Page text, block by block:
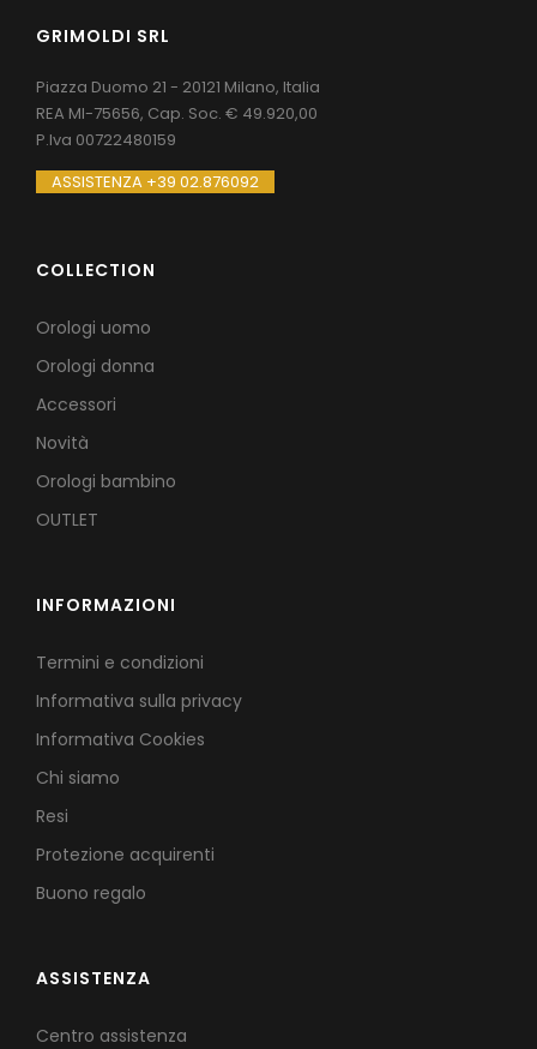
GRIMOLDI SRL
Piazza Duomo 21 - 20121 Milano, Italia
REA MI-75656, Cap. Soc. € 49.920,00
P.Iva 00722480159
ASSISTENZA +39 02.876092
COLLECTION
Orologi uomo
Orologi donna
Accessori
Novità
Orologi bambino
OUTLET
INFORMAZIONI
Termini e condizioni
Informativa sulla privacy
Informativa Cookies
Chi siamo
Resi
Protezione acquirenti
Buono regalo
ASSISTENZA
Centro assistenza